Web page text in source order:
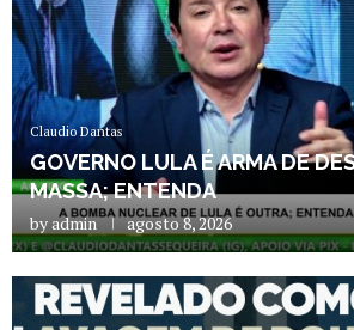
Claudio Dantas
GOVERNO LULA É ARMA DE
MASSA; ENTENDA
byadmin agosto 8, 2026